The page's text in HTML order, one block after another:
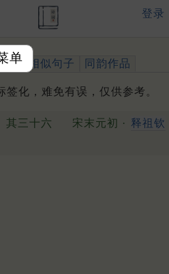
单
登录
用 相似句子 同韵作品
化，难免有误，仅供参考。
其三十六 宋末元初 · 释祖钦